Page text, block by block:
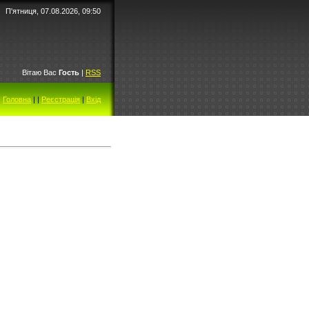
П'ятниця, 07.08.2026, 09:50
Вітаю Вас Гость | RSS
Головна||Реєстрація|Вхід